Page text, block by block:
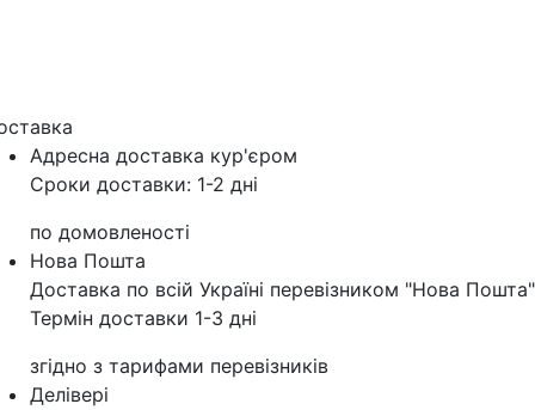
Адресна доставка кур'‎єром
Сроки доставки: 1-2 дні
по домовленості
Нова Пошта
Доставка по всій Україні перевізником "Нова Пошта"
Термін доставки 1-3 дні
згідно з тарифами перевізників
Делівері